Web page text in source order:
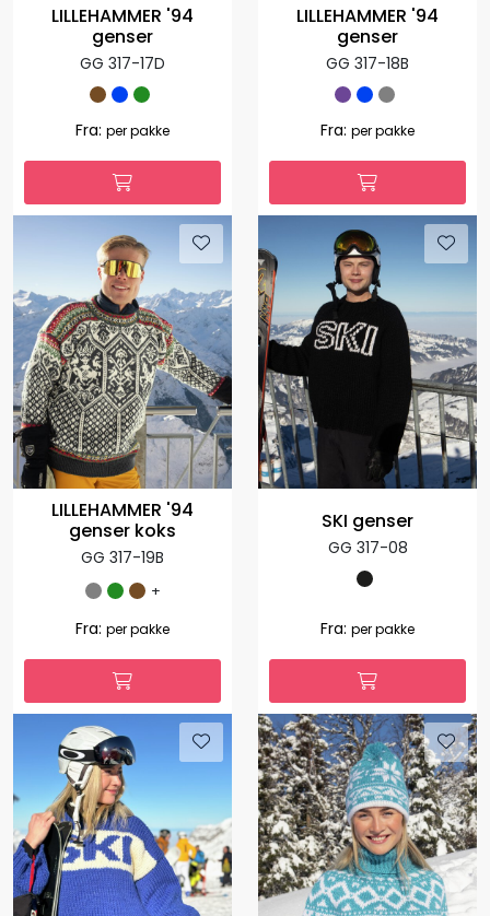
LILLEHAMMER '94
genser
GG 317-17D
Fra: per pakke
LILLEHAMMER '94
genser
GG 317-18B
Fra: per pakke
LILLEHAMMER '94
genser koks
GG 317-19B
+
Fra: per pakke
SKI genser
GG 317-08
Fra: per pakke